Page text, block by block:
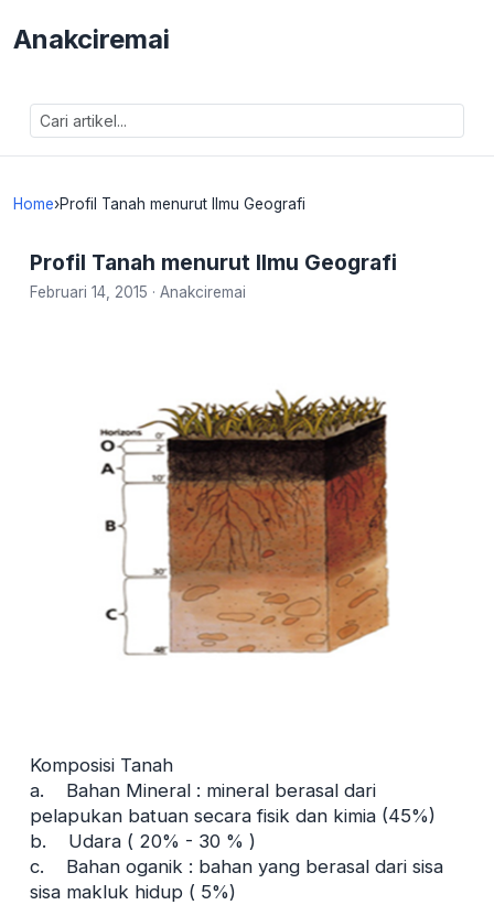
Anakciremai
Home›Profil Tanah menurut Ilmu Geografi
Profil Tanah menurut Ilmu Geografi
Februari 14, 2015 · Anakciremai
Komposisi Tanah
a. Bahan Mineral : mineral berasal dari
pelapukan batuan secara fisik dan kimia (45%)
b. Udara ( 20% - 30 % )
c. Bahan oganik : bahan yang berasal dari sisa
sisa makluk hidup ( 5%)